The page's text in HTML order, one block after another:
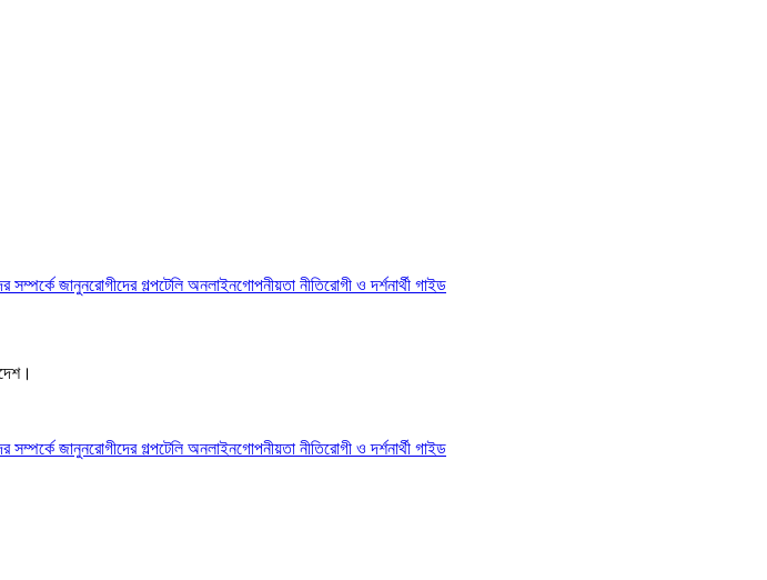
সম্পর্কে জানুনরোগীদের গল্পটেলি অনলাইনগোপনীয়তা নীতিরোগী ও দর্শনার্থী গাইড
সম্পর্কে জানুনরোগীদের গল্পটেলি অনলাইনগোপনীয়তা নীতিরোগী ও দর্শনার্থী গাইড